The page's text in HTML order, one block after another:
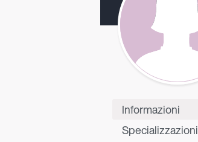
Informazioni
Specializzazioni